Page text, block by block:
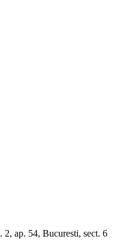
ap. 54, Bucuresti, sect. 6